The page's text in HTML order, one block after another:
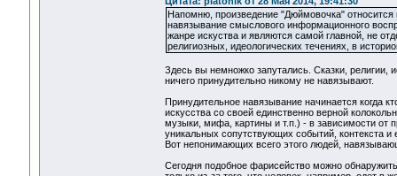
Напомню, произведение "Дюймовочка" относится
навязывание смыслового информационного
жанре искуства и являются самой главной, не
религиозных, идеологических течениях, в
Здесь вы немножко запутались. Сказки,
ничего принудительно никому не навязывают.
Принудительное навязывание начинается когда
искусства со своей единственно верной
музыки, мифа, картины и т.п.) - в зависимости от
уникальных сопутствующих событий, контекста
Вот непонимающих всего этого людей,
Сегодня подобное фарисейство можно